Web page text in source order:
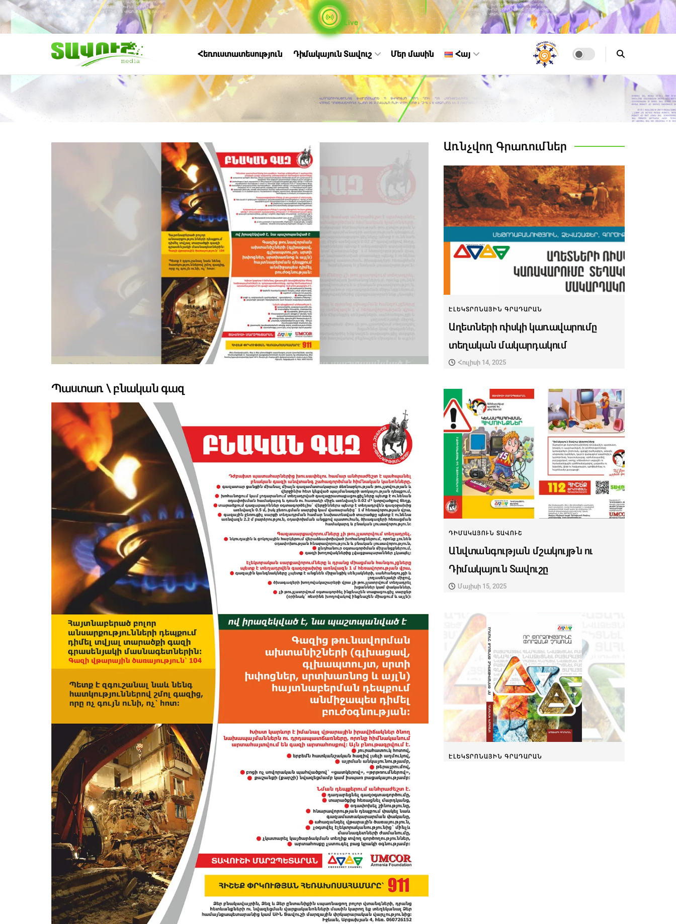
Live
Հեռուստատեսություն Դիմակայուն Տավուշ Մեր մասին Հայ
Պաստառ \ բնական գազ
Առնչվող Գրառումներ
ԷԼԵԿՏՐՈՆԱՅԻՆ ԳՐԱԴԱՐԱՆ
Աղետների ռիսկի կառավարումը
տեղական մակարդակում
Հուլիսի 14, 2025
ԴԻՄԱԿԱՅՈՒՆ ՏԱՎՈՒՇ
Անվտանգության մշակույթն ու
Դիմակայուն Տավուշը
Մայիսի 15, 2025
ԷԼԵԿՏՐՈՆԱՅԻՆ ԳՐԱԴԱՐԱՆ